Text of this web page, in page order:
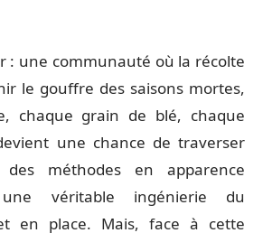
: une communauté où la récolte
le gouffre des saisons mortes,
chaque grain de blé, chaque
une chance de traverser
des méthodes en apparence
une véritable ingénierie du
en place. Mais, face à cette